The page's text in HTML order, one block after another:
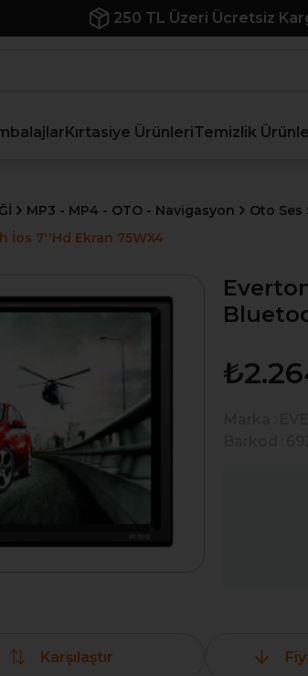
250 TL Üzeri Ücretsiz
Kırtasiye ÜrünleriTemizlik
MP3 - MP4 - OTO - Navigasyon
Oto Ses
İos 7''Hd Ekran 75WX4
Karşılaştır